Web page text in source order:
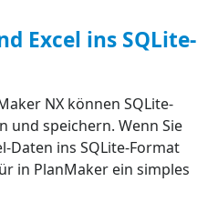
Excel ins SQLite-
NX können SQLite-
und speichern. Wenn Sie
Daten ins SQLite-Format
in PlanMaker ein simples